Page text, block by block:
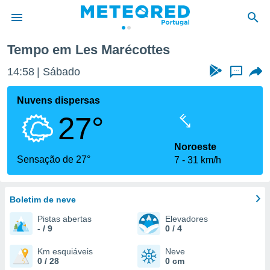
da
foi
fornecidas
a este
das
e
forma
digital
Tempo em Les Marécottes
14:58 Sábado ...
Nuvens dispersas
27°
Sensação de 27°
Noroeste
7
31 km/h
Boletim de neve
Pistas abertas
- / 9
Elevadores
0 / 4
Km esquiáveis
0 / 28
Neve
0 cm